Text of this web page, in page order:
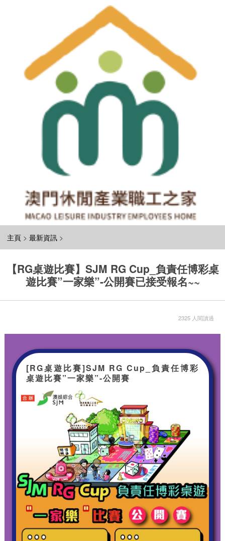
主頁 > 最新資訊 >
【RG桌遊比賽】SJM RG Cup_負責任博彩桌
遊比賽”一家樂”-公開賽已接受報名~~
2325 人閱讀過
[RG桌遊比賽]SJM RG Cup_負責任博彩
桌遊比賽”一家樂”-公開賽